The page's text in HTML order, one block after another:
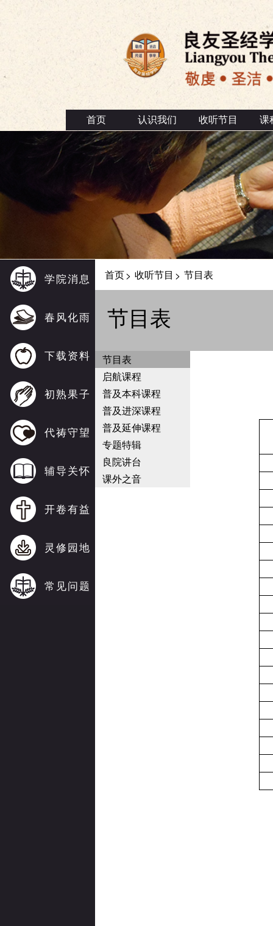
首页 认识我们 收听节目 课
学院消息
春风化雨
下载资料
初熟果子
代祷守望
辅导关怀
开卷有益
灵修园地
常见问题
首页> 收听节目 > 节目表
节目表
节目表
启航课程
普及本科课程
普及进深课程
普及延伸课程
专题特辑
良院讲台
课外之音